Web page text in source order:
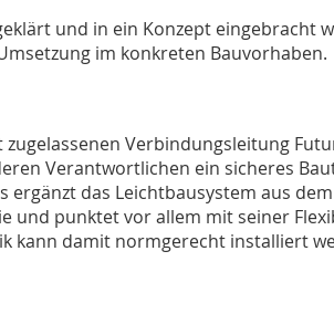
und in ein Konzept eingebracht
im konkreten Bauvorhaben.
zugelassenen Verbindungsleitung
Verantwortlichen ein sicheres
ergänzt das Leichtbausystem aus
und punktet vor allem mit seiner
kann damit normgerecht installiert